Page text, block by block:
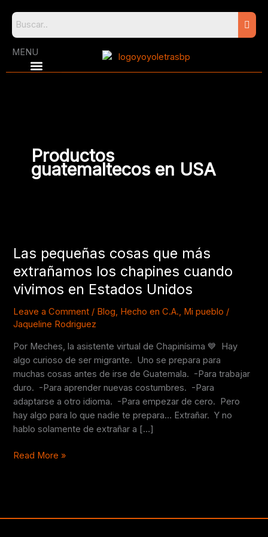
content
MENU
Productos
guatemaltecos en USA
Las pequeñas cosas que más
extrañamos los chapines cuando
vivimos en Estados Unidos
Leave a Comment / Blog, Hecho en C.A., Mi pueblo /
Jaqueline Rodriguez
Por Meches, la asistente virtual de Chapinísima 💙 Hay
algo curioso de ser migrante. Uno se prepara para
muchas cosas antes de irse de Guatemala. -Para trabajar
duro. -Para aprender nuevas costumbres. -Para
adaptarse a otro idioma. -Para empezar de cero. Pero
hay algo para lo que nadie te prepara… Extrañar. Y no
hablo solamente de extrañar a […]
cosas
más
extrañamos
los
chapines
vivimos
en
Estados
Unidos
Read More »